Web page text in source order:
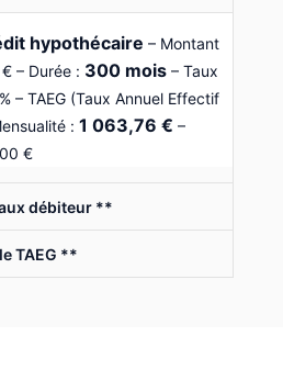
hypothécaire – Montant
– Durée : 300 mois – Taux
– TAEG (Taux Annuel Effectif
: 1 063,76 € –
€
débiteur **
TAEG **